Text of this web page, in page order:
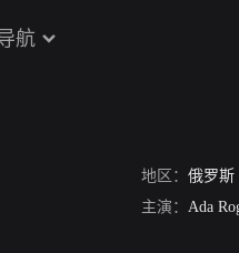
航
地区： 俄罗斯
主演： Ada